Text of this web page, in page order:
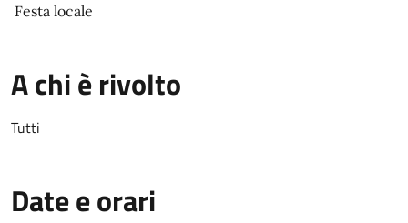
Festa locale
A chi è rivolto
Tutti
Date e orari